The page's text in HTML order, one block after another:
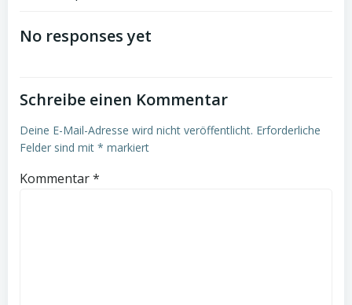
navigation
No responses yet
Schreibe einen Kommentar
Deine E-Mail-Adresse wird nicht veröffentlicht. Erforderliche
Felder sind mit * markiert
Kommentar*